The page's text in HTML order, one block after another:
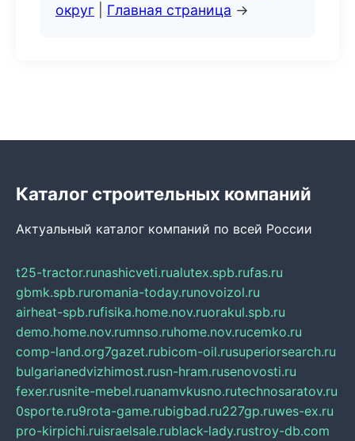
округ
Главная страница →
Каталог строительных компаний
Актуальный каталог компаний по всей России
t25-tractor.runashicveti.rualutex.spb.rufas.ru
gbmk.spb.ruromania-today.runovoizol.ru
airheat-spb.rufisika.home.nov.ruorakul.spb.ru
demo.home.nov.rumnso.ruhome.nov.rucemko.ru
comp-land.org7gazet.rubicom-oil.rusuperiorsearch.ru
bulgarianedvizhimost.rusn-hram.rusenovosti.ru
fexer.rusnite-mebel.ruanamvkusno.rutechnosaratov.ru
0sporte.ru9rota-game.rubigbad.ru227gp.ruwes-ex.ru
pro-kirpichi.ruisraelsale.rublack-lady.rustroy-db.com